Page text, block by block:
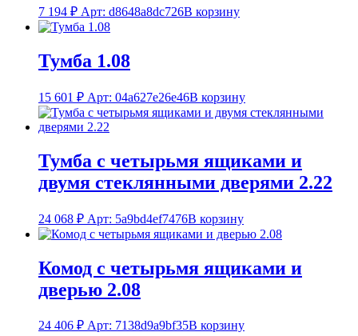
7 194 ₽ Арт: d8648a8dc726В корзину
Тумба 1.08
15 601 ₽ Арт: 04a627e26e46В корзину
Тумба с четырьмя ящиками и
двумя стеклянными дверями 2.22
24 068 ₽ Арт: 5a9bd4ef7476В корзину
Комод с четырьмя ящиками и
дверью 2.08
24 406 ₽ Арт: 7138d9a9bf35В корзину